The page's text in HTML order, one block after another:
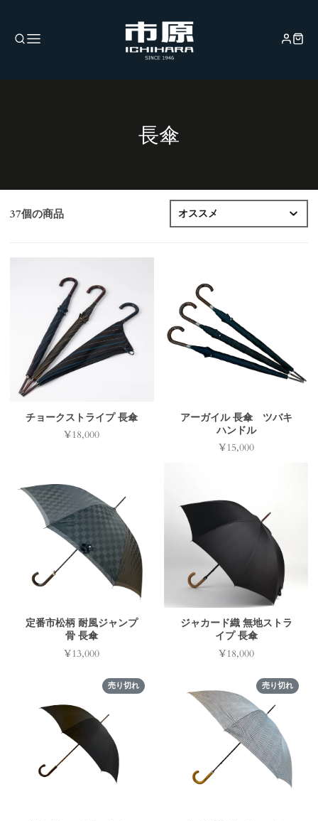
コ
ク
ン:
長傘
37個の商品
チョークストライプ 長傘
価
¥18,000
アーガイル 長傘 ツバキ
ハンドル
価
¥15,000
定番市松柄 耐風ジャンプ
骨 長傘
価
¥13,000
ジャカード織 無地ストラ
イプ 長傘
価
¥18,000
売り切れ 売り切れ